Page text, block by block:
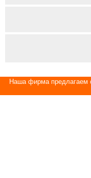
Наша фирма предлагаем